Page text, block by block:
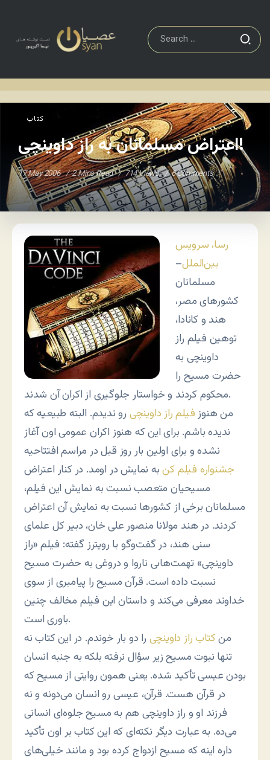
کتاب
اعتراض مسلمانان به راز داوینچی!
17 May 2006 2 Mins Read 714 Views 6 Comments
رسا، سرویس
بین‌الملل–
مسلمانان
کشورهاى مصر،
هند و کانادا،
توهین فیلم راز
داوینچى به
حضرت مسیح را
محکوم کردند و خواستار جلوگیری از اکران آن شدند.
من هنوز فیلم راز داوینچی رو ندیدم. البته طبیعیه که
ندیده باشم. برای این که هنوز اکران عمومی اون آغاز
نشده و برای اولین بار روز قبل در مراسم افتتاحیه
جشنواره فیلم کنبه نمایش در اومد. در کنار اعتراض
مسیحیان متعصب نسبت به نمایش این فیلم،
مسلمانان برخی از کشورها نسبت به نمایش آن اعتراض
کردند. در هند مولانا منصور على خان، دبیر کل علماى
سنى هند، در گفت‌و‌گو با رویترز گفته: فیلم «راز
داوینچى» تهمت‌هاىی ناروا و دروغى به حضرت مسیح
نسبت داده است. قرآن مسیح را پیامبرى از سوى
خداوند معرفى مى‌کند و داستان این فیلم مخالف چنین
باورى است.
منکتاب راز داوینچی را دو بار خوندم. در این کتاب نه
تنها نبوت مسیح زیر سؤال نرفته بلکه به جنبه انسان
بودن عیسی تأکید شده. یعنی همون روایتی از مسیح که
در قرآن هست. قرآن، عیسی رو انسان می‌دونه و نه
فرزند او و راز داوینچی هم به مسیح جلوه‌ای انسانی
می‌ده. به عبارت دیگر نکته‌ای که این کتاب بر اون تأکید
داره اینه که مسیح ازدواج کرده بود و مانند خیلی‌های